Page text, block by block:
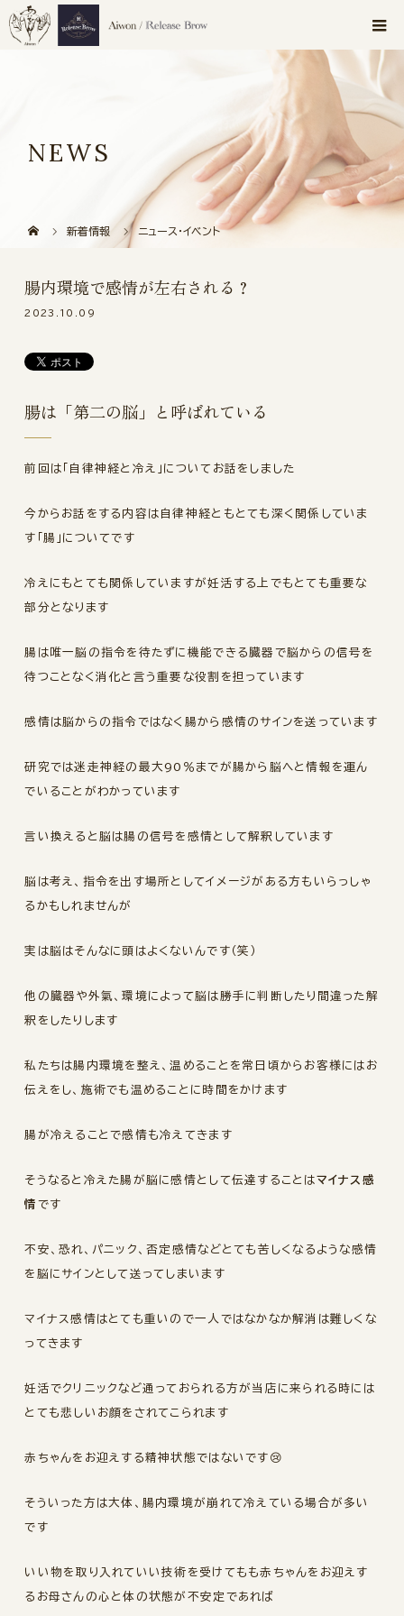
NEWS
新着情報 ニュース・イベント
腸内環境で感情が左右される？
2023.10.09
腸は「第二の脳」と呼ばれている
前回は「自律神経と冷え」についてお話をしました
今からお話をする内容は自律神経ともとても深く関係していま
す「腸」についてです
冷えにもとても関係していますが妊活する上でもとても重要な
部分となります
腸は唯一脳の指令を待たずに機能できる臓器で脳からの信号を
待つことなく消化と言う重要な役割を担っています
感情は脳からの指令ではなく腸から感情のサインを送っています
研究では迷走神経の最大90％までが腸から脳へと情報を運ん
でいることがわかっています
言い換えると脳は腸の信号を感情として解釈しています
脳は考え、指令を出す場所としてイメージがある方もいらっしゃ
るかもしれませんが
実は脳はそんなに頭はよくないんです（笑）
他の臓器や外氣、環境によって脳は勝手に判断したり間違った解
釈をしたりします
私たちは腸内環境を整え、温めることを常日頃からお客様にはお
伝えをし、施術でも温めることに時間をかけます
腸が冷えることで感情も冷えてきます
そうなると冷えた腸が脳に感情として伝達することはマイナス感
情 です
不安、恐れ、パニック、否定感情などとても苦しくなるような感情
を脳にサインとして送ってしまいます
マイナス感情はとても重いので一人ではなかなか解消は難しくな
ってきます
妊活でクリニックなど通っておられる方が当店に来られる時には
とても悲しいお顔をされてこられます
赤ちゃんをお迎えする精神状態ではないです😢
そういった方は大体、腸内環境が崩れて冷えている場合が多い
です
いい物を取り入れていい技術を受けてもも赤ちゃんをお迎えす
るお母さんの心と体の状態が不安定であれば